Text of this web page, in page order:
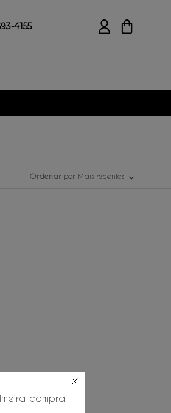
4155
Ordenar por Mais recentes
compra